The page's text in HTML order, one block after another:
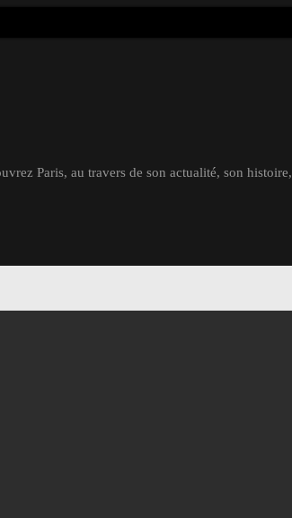
Paris, au travers de son actualité, son